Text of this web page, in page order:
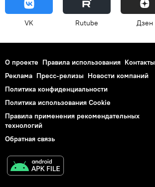
VK Rutube Дзен
О проекте Правила использования Контакты
Реклама Пресс-релизы Новости компаний
Политика конфиденциальности
Политика использования Cookie
Правила применения рекомендательных
технологий
Обратная связь